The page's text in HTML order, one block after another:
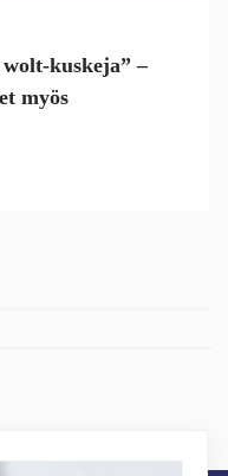
kuskeja” –
myös